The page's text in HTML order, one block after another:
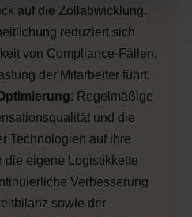
auf die Zollabwicklung.
reduziert sich
von Compliance-Fällen,
der Mitarbeiter führt.
: Regelmäßige
und die
Technologien auf ihre
die eigene Logistikkette
Verbesserung
sowie der